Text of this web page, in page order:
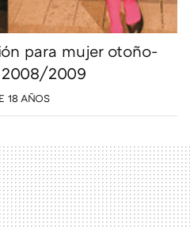
para mujer otoño-
2009
18 AÑOS